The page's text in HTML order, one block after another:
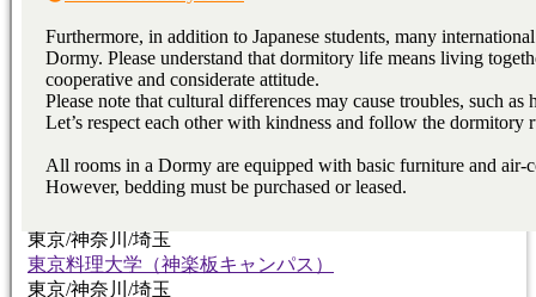
広島
HIROSHIMA
広島/広島駅/宇品
HIROSHIMA/
東広島/西条
HIGASHIHIROSHIMA/
College / Junior College
Vocational School
Japanese Language
東京/神奈川/埼玉
東京料理大学（神楽板キャンパス）
東京/神奈川/埼玉